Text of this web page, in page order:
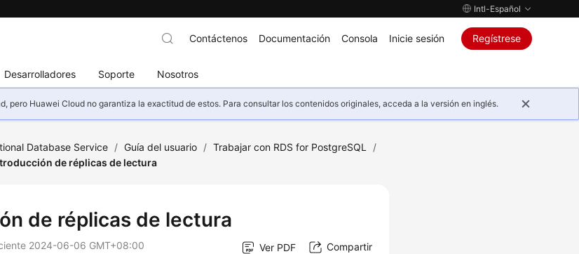
Intl-Español
Desarrolladores Soporte Nosotros
Contáctenos Documentación Consola Inicie sesión Regístrese
pero Huawei Cloud no garantiza la exactitud de estos. Para consultar los contenidos originales, acceda a la versión en inglés.
Database Service / Guía del usuario / Trabajar con RDS for PostgreSQL
/
de réplicas de lectura
de réplicas de lectura
2024-06-06 GMT+08:00 Ver PDF Compartir